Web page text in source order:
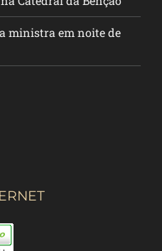
ministra em noite de